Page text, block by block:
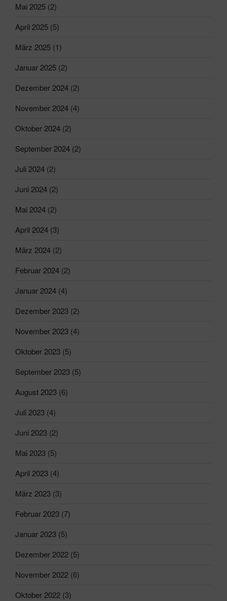
Mai 2025 (2)
April 2025 (5)
März 2025 (1)
Januar 2025 (2)
Dezember 2024 (2)
November 2024 (4)
Oktober 2024 (2)
September 2024 (2)
Juli 2024 (2)
Juni 2024 (2)
Mai 2024 (2)
April 2024 (3)
März 2024 (2)
Februar 2024 (2)
Januar 2024 (4)
Dezember 2023 (2)
November 2023 (4)
Oktober 2023 (5)
September 2023 (5)
August 2023 (6)
Juli 2023 (4)
Juni 2023 (2)
Mai 2023 (5)
April 2023 (4)
März 2023 (3)
Februar 2023 (7)
Januar 2023 (5)
Dezember 2022 (5)
November 2022 (6)
Oktober 2022 (3)